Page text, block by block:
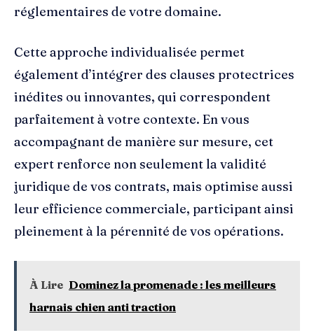
réglementaires de votre domaine.
Cette approche individualisée permet
également d’intégrer des clauses protectrices
inédites ou innovantes, qui correspondent
parfaitement à votre contexte. En vous
accompagnant de manière sur mesure, cet
expert renforce non seulement la validité
juridique de vos contrats, mais optimise aussi
leur efficience commerciale, participant ainsi
pleinement à la pérennité de vos opérations.
À Lire Dominez la promenade : les meilleurs
harnais chien anti traction